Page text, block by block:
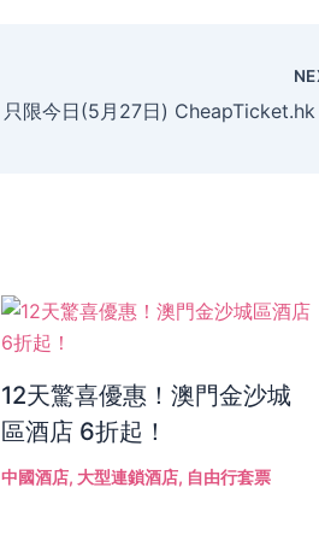
12天驚喜優惠！澳門金沙城
區酒店 6折起！
中國酒店, 大型連鎖酒店, 自由行套票